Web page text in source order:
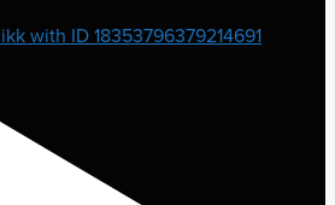
with ID 18353796379214691